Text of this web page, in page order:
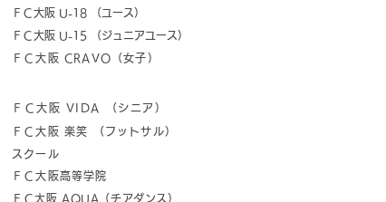
ＦＣ大阪 U-18 （ユース）
ＦＣ大阪 U-15 （ジュニアユース）
ＦＣ大阪 CRAVO（女子）
ＦＣ大阪 VIDA （シニア）
ＦＣ大阪 楽笑 （フットサル）
スクール
ＦＣ大阪高等学院
ＦＣ大阪 AQUA（チアダンス）